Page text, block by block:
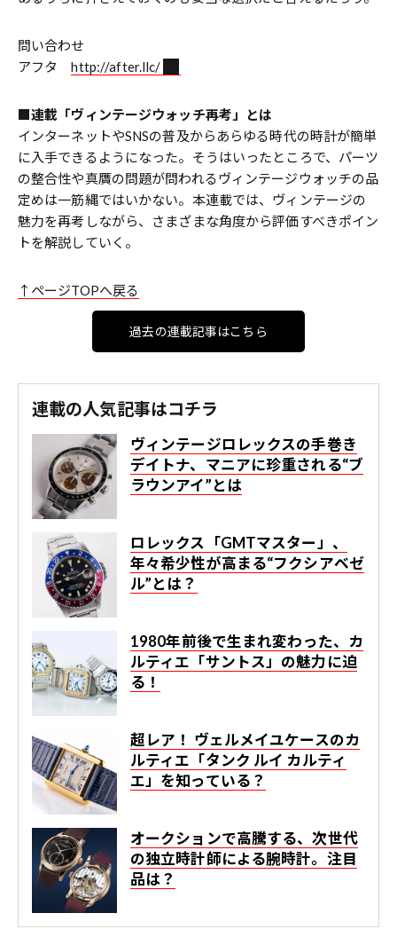
問い合わせ
アフタhttp://after.llc/
■連載「ヴィンテージウォッチ再考」とは
インターネットやSNSの普及からあらゆる時代の時計が簡単
に入手できるようになった。そうはいったところで、パーツ
の整合性や真贋の問題が問われるヴィンテージウォッチの品
定めは一筋縄ではいかない。本連載では、ヴィンテージの
魅力を再考しながら、さまざまな角度から評価すべきポイン
トを解説していく。
↑ページTOPへ戻る
過去の連載記事はこちら
連載の人気記事はコチラ
ヴィンテージロレックスの手巻き
デイトナ、マニアに珍重される“ブ
ラウンアイ”とは
ロレックス「GMTマスター」、
年々希少性が高まる“フクシアベゼ
ル”とは？
1980年前後で生まれ変わった、カ
ルティエ「サントス」の魅力に迫
る！
超レア！ ヴェルメイユケースのカ
ルティエ「タンク ルイ カルティ
エ」を知っている？
オークションで高騰する、次世代
の独立時計師による腕時計。注目
品は？